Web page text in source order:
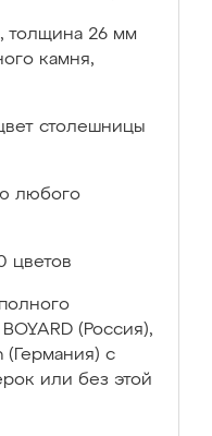
толщина 26 мм
камня,
столешницы
любого
цветов
(Россия),
(Германия) с
или без этой